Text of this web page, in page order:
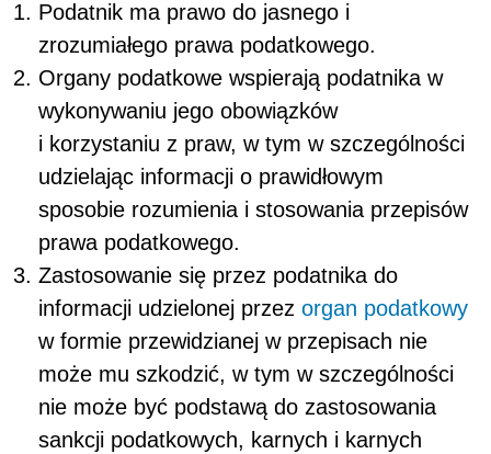
Podatnik ma prawo do jasnego i
zrozumiałego prawa podatkowego.
Organy podatkowe wspierają podatnika w
wykonywaniu jego obowiązków
i korzystaniu z praw, w tym w szczególności
udzielając informacji o prawidłowym
sposobie rozumienia i stosowania przepisów
prawa podatkowego.
Zastosowanie się przez podatnika do
informacji udzielonej przez organ podatkowy
w formie przewidzianej w przepisach nie
może mu szkodzić, w tym w szczególności
nie może być podstawą do zastosowania
sankcji podatkowych, karnych i karnych